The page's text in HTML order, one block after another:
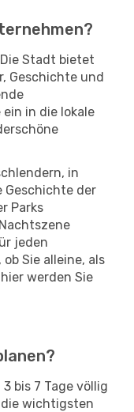
Stadt bietet
Geschichte und
in die lokale
in
Geschichte der
Parks
jeden
Sie alleine, als
werden Sie
bis 7 Tage völlig
die wichtigsten